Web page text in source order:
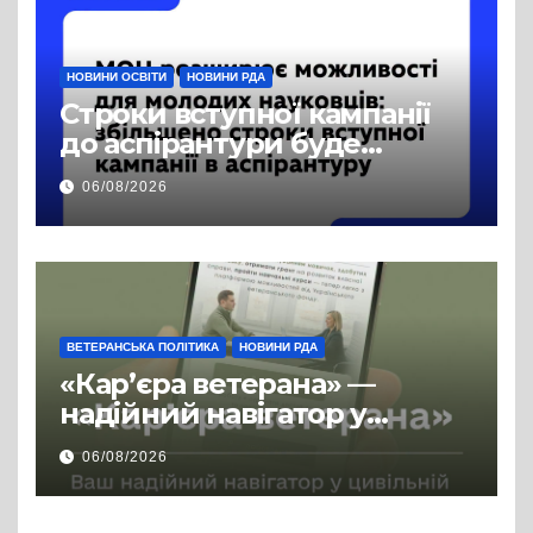
НОВИНИ ОСВІТИ НОВИНИ РДА
Строки вступної кампанії
до аспірантури буде
продовжено
06/08/2026
ВЕТЕРАНСЬКА ПОЛІТИКА НОВИНИ РДА
«Кар’єра ветерана» —
надійний навігатор у
цивільній професії
06/08/2026